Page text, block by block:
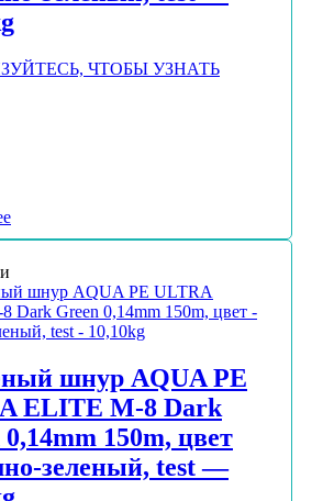
ЧТОБЫ УЗНАТЬ
шнур AQUA PE
ELITE M-8 Dark
150m, цвет
зеленый, test —